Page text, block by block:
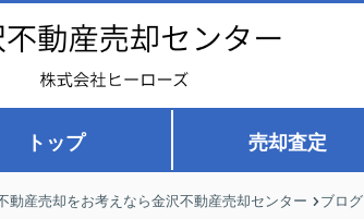
トップ 売却査定
動産売却をお考えなら金沢不動産売却センター ブログ